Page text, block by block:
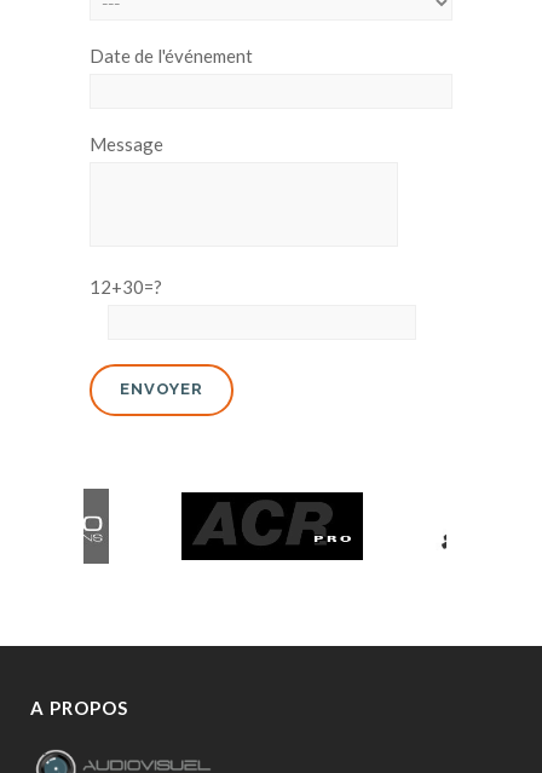
Date de l'événement
Message
12+30=?
A PROPOS